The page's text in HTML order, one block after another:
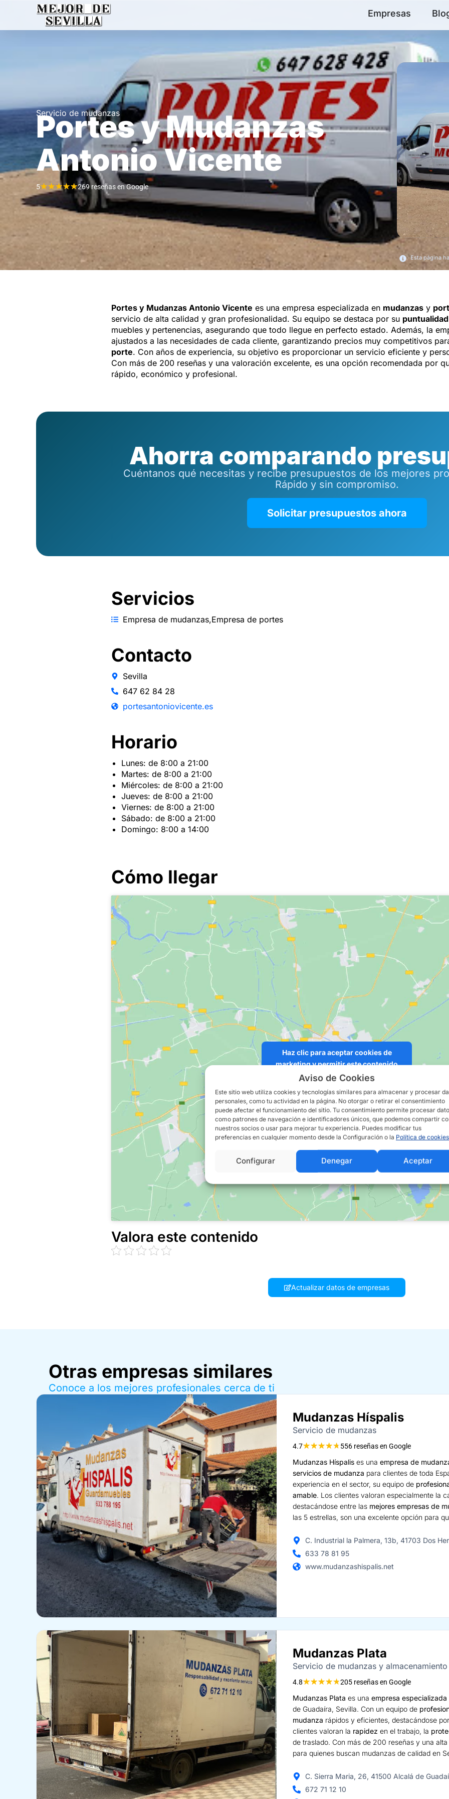
Aviso de Cookies
Este sitio web utiliza cookies y tecnologías similares para almacenar y procesar
personales, como tu actividad en la página. No otorgar o retirar el consentimiento
puede afectar el funcionamiento del sitio. Tu consentimiento permite procesar
como patrones de navegación e identificadores únicos, que podemos compartir
nuestros socios o usar para mejorar tu experiencia. Puedes modificar tus
preferencias en cualquier momento desde la Configuración o la Política de cookies
Aceptar
Denegar
Configurar
Empresas
Esta página
Servicio de mudanzas
Portes y Mudanzas
Antonio Vicente
5★★★★★269 reseñas en Google
Portes y Mudanzas Antonio Vicente es una empresa especializada en mudanzas y
servicio de alta calidad y gran profesionalidad. Su equipo se destaca por su puntualidad
muebles y pertenencias, asegurando que todo llegue en perfecto estado. Además, la
ajustados a las necesidades de cada cliente, garantizando precios muy competitivos
porte. Con años de experiencia, su objetivo es proporcionar un servicio eficiente y
Con más de 200 reseñas y una valoración excelente, es una opción recomendada por
rápido, económico y profesional.
Ahorra comparando
Cuéntanos qué necesitas y recibe presupuestos de los mejores
Rápido y sin compromiso.
Solicitar presupuestos ahora
Servicios
Empresa de mudanzas,Empresa de portes
Contacto
Sevilla
647 62 84 28
portesantoniovicente.es
Horario
Lunes: de 8:00 a 21:00
Martes: de 8:00 a 21:00
Miércoles: de 8:00 a 21:00
Jueves: de 8:00 a 21:00
Viernes: de 8:00 a 21:00
Sábado: de 8:00 a 21:00
Domingo: 8:00 a 14:00
Cómo llegar
Haz clic para aceptar cookies de
marketing y permitir este contenido
Valora este contenido
Actualizar datos de empresas
Otras empresas similares
Conoce a los mejores profesionales cerca de ti
Mudanzas Híspalis
Servicio de mudanzas
4.7★★★★★ 556 reseñas en Google
Mudanzas Híspalis es unaempresa de
servicios de mudanza para clientes de toda
experiencia en el sector, su equipo de
amable. Los clientes valoran especialmente la
destacándose entre las mejores empresas de
las 5 estrellas, son una excelente opción para
C. Industrial la Palmera, 13b, 41703 Dos
633 78 81 95
www.mudanzashispalis.net
Mudanzas Plata
Servicio de mudanzas y almacenamiento
4.8★★★★★205 reseñas en Google
Mudanzas Plata es unaempresa
de Guadaíra, Sevilla. Con un equipo de
mudanza rápidos y eficientes, destacándose
clientes valoran la rapidez en el trabajo, la
de traslado. Con más de 200 reseñas y una
para quienes buscan mudanzas de calidad en
C. Sierra Maria, 26, 41500 Alcalá de
672 71 12 10